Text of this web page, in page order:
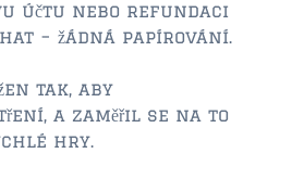
účtu nebo refundaci
– žádná papírování.
tak, aby
a zaměřil se na to
hry.